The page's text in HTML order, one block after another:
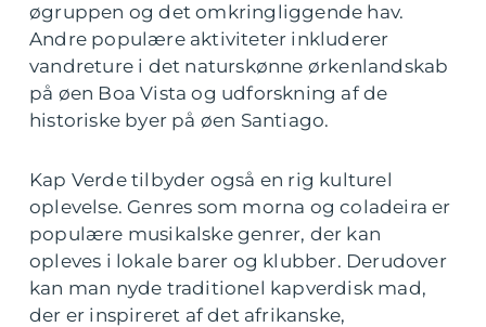
øgruppen og det omkringliggende hav.
Andre populære aktiviteter inkluderer
vandreture i det naturskønne ørkenlandskab
på øen Boa Vista og udforskning af de
historiske byer på øen Santiago.
Kap Verde tilbyder også en rig kulturel
oplevelse. Genres som morna og coladeira er
populære musikalske genrer, der kan
opleves i lokale barer og klubber. Derudover
kan man nyde traditionel kapverdisk mad,
der er inspireret af det afrikanske,